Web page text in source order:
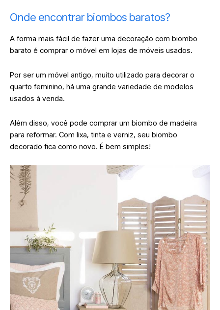
Onde encontrar biombos baratos?
A forma mais fácil de fazer uma decoração com biombo
barato é comprar o móvel em lojas de móveis usados.
Por ser um móvel antigo, muito utilizado para decorar o
quarto feminino, há uma grande variedade de modelos
usados à venda.
Além disso, você pode comprar um biombo de madeira
para reformar. Com lixa, tinta e verniz, seu biombo
decorado fica como novo. É bem simples!